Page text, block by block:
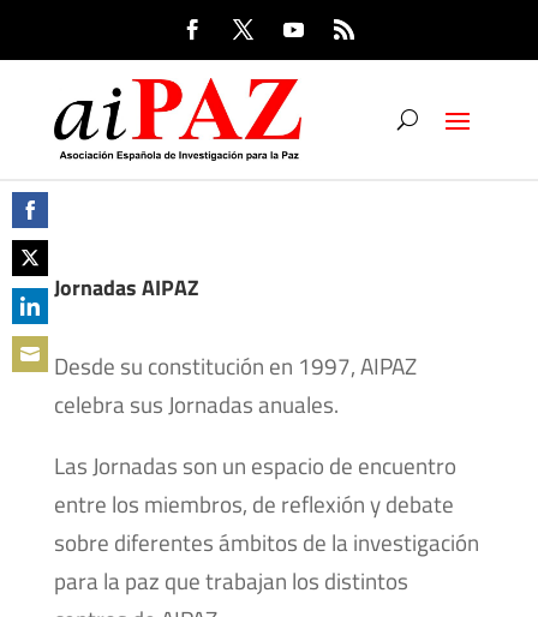
Jornadas AIPAZ
Desde su constitución en 1997, AIPAZ
celebra sus Jornadas anuales.
Las Jornadas son un espacio de encuentro
entre los miembros, de reflexión y debate
sobre diferentes ámbitos de la investigación
para la paz que trabajan los distintos
Share
on
Facebook
Share
on
Twitter
Share
on
LinkedIn
Email